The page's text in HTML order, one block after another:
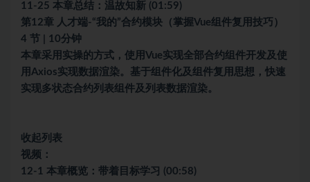
11-25 本章总结：温故知新 (01:59)
第12章 人才端-“我的”合约模块（掌握Vue组件复用技巧）
4 节 | 10分钟
本章采用实操的方式，使用Vue实现全部合约组件开发及使
用Axios实现数据渲染。基于组件化及组件复用思想，快速
实现多状态合约列表组件及列表数据渲染。
收起列表
视频：
12-1 本章概览：带着目标学习 (00:58)